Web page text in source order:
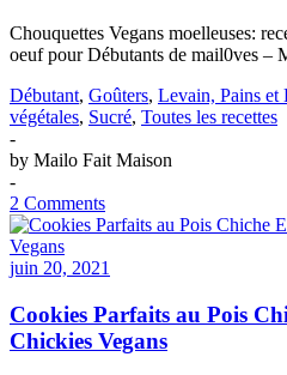
Chouquettes Vegans moelleuses:
oeuf pour Débutants de mail0ves –
Débutant, Goûters, Levain, Pains et
végétales, Sucré, Toutes les recettes
-
by Mailo Fait Maison
-
2 Comments
juin 20, 2021
Cookies Parfaits au Pois
Chickies Vegans